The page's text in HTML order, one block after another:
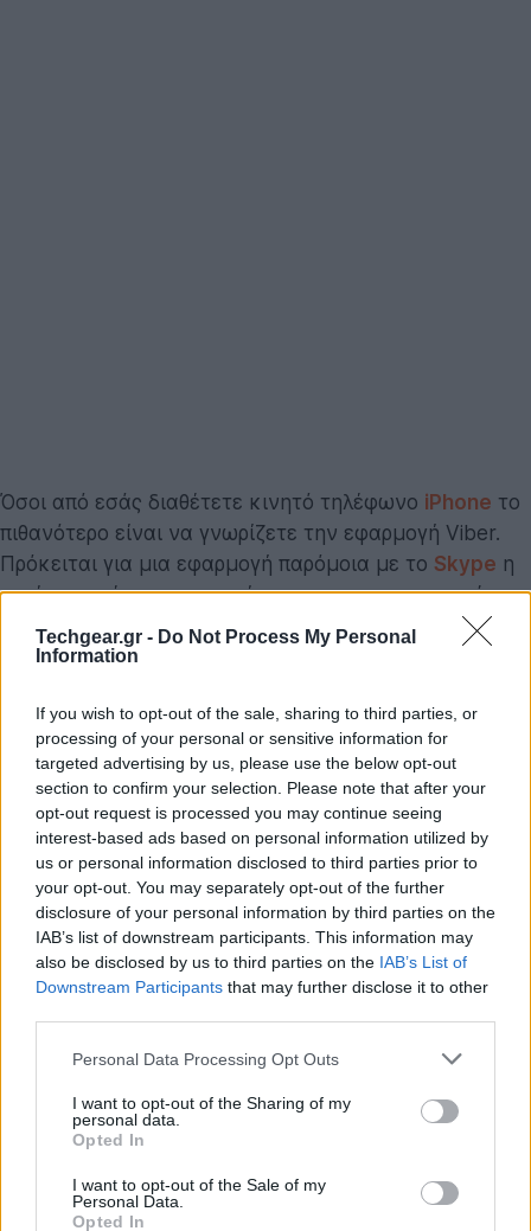
Techgear.gr - Do Not Process My Personal
Information
If you wish to opt-out of the sale, sharing to third parties, or
processing of your personal or sensitive information for
targeted advertising by us, please use the below opt-out
section to confirm your selection. Please note that after your
opt-out request is processed you may continue seeing
interest-based ads based on personal information utilized by
us or personal information disclosed to third parties prior to
your opt-out. You may separately opt-out of the further
disclosure of your personal information by third parties on the
IAB’s list of downstream participants. This information may
also be disclosed by us to third parties on the IAB’s List of
Downstream Participants that may further disclose it to other
Please note that this website/app uses one or more Google
not limited to your visit or usage behaviour. You may click to
grant or deny consent to Google and its third-party tags to
use your data for below specified purposes in below Google
consent section.
Personal Data Processing Opt Outs
I want to opt-out of the Sharing of my
personal data.
Opted In
I want to opt-out of the Sale of my
Personal Data.
Opted In
Όσοι από εσάς διαθέτετε κινητό τηλέφωνο iPhone το
πιθανότερο είναι να γνωρίζετε την εφαρμογή Viber.
Πρόκειται για μια εφαρμογή παρόμοια με το Skype η
οποία επιτρέπει στους χρήστες να πραγματοποιούν
VoIP κλήσεις και να αποστέλλουν γραπτά μηνύματα
μέσω WiFi ή 3G.
To Viber βρίσκεται από σήμερα στοAndroid Market
(με μια μικρή καθυστέρηση αφού η κυκλοφορία του
αναμενόταν για τον περασμένο Μάρτιο) διαθέσιμο
δωρεάν για τους κατόχους συσκευών
Android.
Τώρα όσοι διαθέτετε συσκευή Android μπορείτε να
καλείτε και να στέλνετε δωρεάν μηνύματα στους